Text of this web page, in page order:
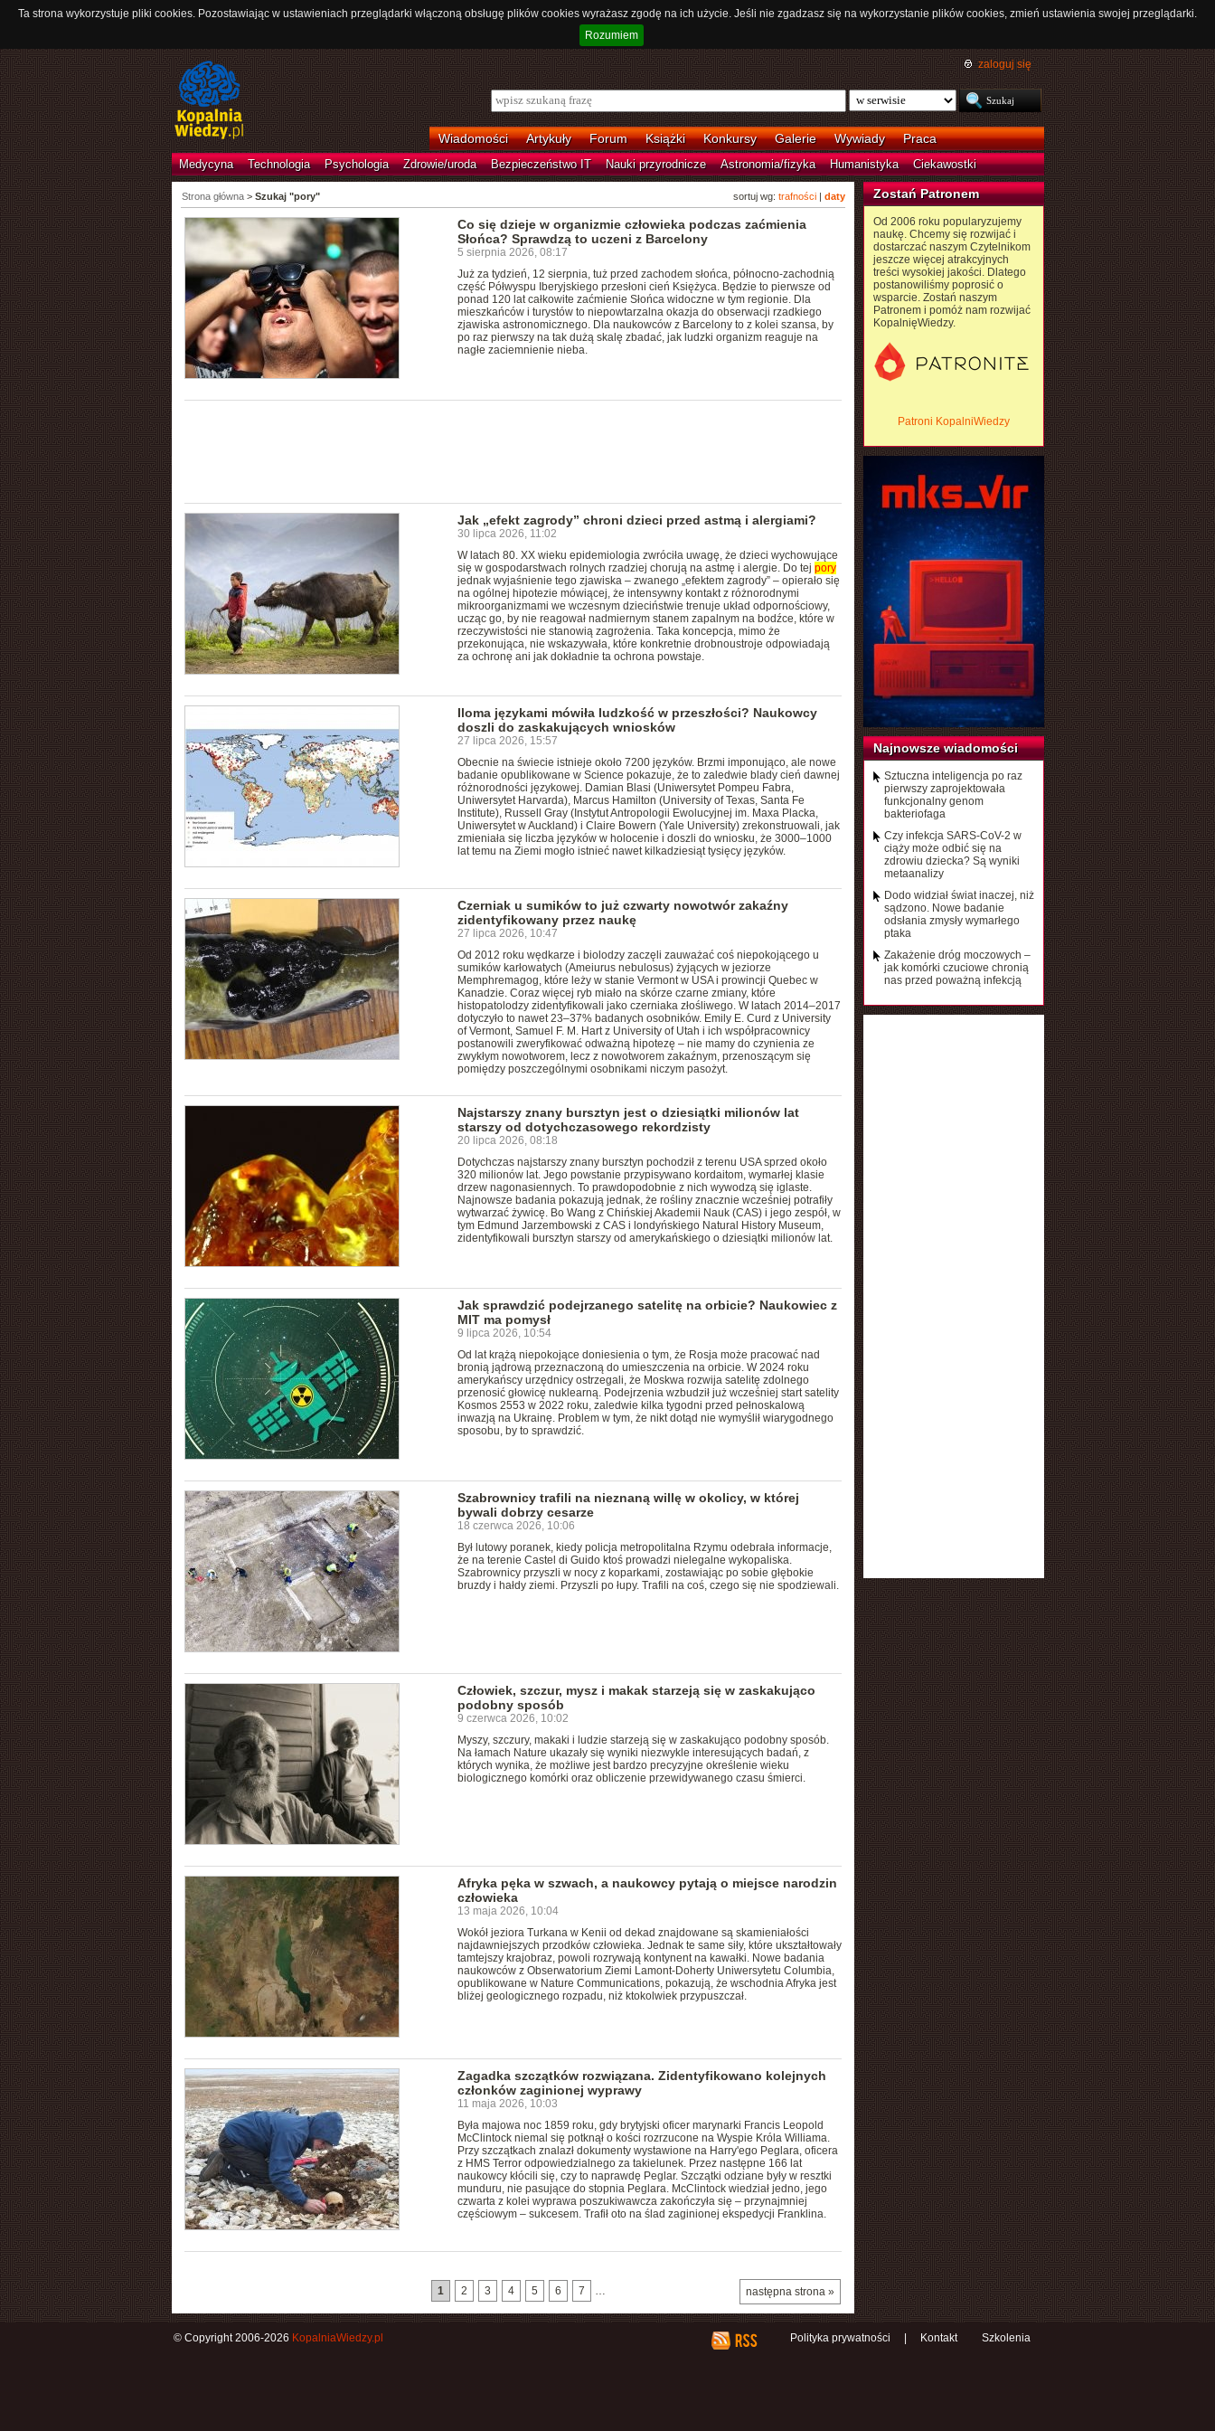
Ta strona wykorzystuje pliki cookies. Pozostawiając w ustawieniach przeglądarki włączoną obsługę plików cookies wyrażasz zgodę na ich użycie. Jeśli nie zgadzasz się na wykorzystanie plików cookies, zmień ustawienia swojej przeglądarki.
Rozumiem
zaloguj się
Wiadomości Artykuły Forum Książki Konkursy Galerie Wywiady Praca
Medycyna Technologia Psychologia Zdrowie/uroda Bezpieczeństwo IT Nauki przyrodnicze Astronomia/fizyka Humanistyka Ciekawostki
sortuj wg: trafności| daty
Strona główna> Szukaj "pory"
Co się dzieje w organizmie człowieka podczas zaćmienia
Słońca? Sprawdzą to uczeni z Barcelony
5 sierpnia 2026, 08:17
Już za tydzień, 12 sierpnia, tuż przed zachodem słońca, północno-zachodnią
część Półwyspu Iberyjskiego przesłoni cień Księżyca. Będzie to pierwsze od
ponad 120 lat całkowite zaćmienie Słońca widoczne w tym regionie. Dla
mieszkańców i turystów to niepowtarzalna okazja do obserwacji rzadkiego
zjawiska astronomicznego. Dla naukowców z Barcelony to z kolei szansa, by
po raz pierwszy na tak dużą skalę zbadać, jak ludzki organizm reaguje na
nagłe zaciemnienie nieba.
Jak „efekt zagrody” chroni dzieci przed astmą i alergiami?
30 lipca 2026, 11:02
W latach 80. XX wieku epidemiologia zwróciła uwagę, że dzieci wychowujące
się w gospodarstwach rolnych rzadziej chorują na astmę i alergie. Do tej pory
jednak wyjaśnienie tego zjawiska – zwanego „efektem zagrody” – opierało się
na ogólnej hipotezie mówiącej, że intensywny kontakt z różnorodnymi
mikroorganizmami we wczesnym dzieciństwie trenuje układ odpornościowy,
ucząc go, by nie reagował nadmiernym stanem zapalnym na bodźce, które w
rzeczywistości nie stanowią zagrożenia. Taka koncepcja, mimo że
przekonująca, nie wskazywała, które konkretnie drobnoustroje odpowiadają
za ochronę ani jak dokładnie ta ochrona powstaje.
Iloma językami mówiła ludzkość w przeszłości? Naukowcy
doszli do zaskakujących wniosków
27 lipca 2026, 15:57
Obecnie na świecie istnieje około 7200 języków. Brzmi imponująco, ale nowe
badanie opublikowane w Science pokazuje, że to zaledwie blady cień dawnej
różnorodności językowej. Damian Blasi (Uniwersytet Pompeu Fabra,
Uniwersytet Harvarda), Marcus Hamilton (University of Texas, Santa Fe
Institute), Russell Gray (Instytut Antropologii Ewolucyjnej im. Maxa Placka,
Uniwersytet w Auckland) i Claire Bowern (Yale University) zrekonstruowali, jak
zmieniała się liczba języków w holocenie i doszli do wniosku, że 3000–1000
lat temu na Ziemi mogło istnieć nawet kilkadziesiąt tysięcy języków.
Czerniak u sumików to już czwarty nowotwór zakaźny
zidentyfikowany przez naukę
27 lipca 2026, 10:47
Od 2012 roku wędkarze i biolodzy zaczęli zauważać coś niepokojącego u
sumików karłowatych (Ameiurus nebulosus) żyjących w jeziorze
Memphremagog, które leży w stanie Vermont w USA i prowincji Quebec w
Kanadzie. Coraz więcej ryb miało na skórze czarne zmiany, które
histopatolodzy zidentyfikowali jako czerniaka złośliwego. W latach 2014–2017
dotyczyło to nawet 23–37% badanych osobników. Emily E. Curd z University
of Vermont, Samuel F. M. Hart z University of Utah i ich współpracownicy
postanowili zweryfikować odważną hipotezę – nie mamy do czynienia ze
zwykłym nowotworem, lecz z nowotworem zakaźnym, przenoszącym się
pomiędzy poszczególnymi osobnikami niczym pasożyt.
Najstarszy znany bursztyn jest o dziesiątki milionów lat
starszy od dotychczasowego rekordzisty
20 lipca 2026, 08:18
Dotychczas najstarszy znany bursztyn pochodził z terenu USA sprzed około
320 milionów lat. Jego powstanie przypisywano kordaitom, wymarłej klasie
drzew nagonasiennych. To prawdopodobnie z nich wywodzą się iglaste.
Najnowsze badania pokazują jednak, że rośliny znacznie wcześniej potrafiły
wytwarzać żywicę. Bo Wang z Chińskiej Akademii Nauk (CAS) i jego zespół, w
tym Edmund Jarzembowski z CAS i londyńskiego Natural History Museum,
zidentyfikowali bursztyn starszy od amerykańskiego o dziesiątki milionów lat.
Jak sprawdzić podejrzanego satelitę na orbicie? Naukowiec z
MIT ma pomysł
9 lipca 2026, 10:54
Od lat krążą niepokojące doniesienia o tym, że Rosja może pracować nad
bronią jądrową przeznaczoną do umieszczenia na orbicie. W 2024 roku
amerykańscy urzędnicy ostrzegali, że Moskwa rozwija satelitę zdolnego
przenosić głowicę nuklearną. Podejrzenia wzbudził już wcześniej start satelity
Kosmos 2553 w 2022 roku, zaledwie kilka tygodni przed pełnoskalową
inwazją na Ukrainę. Problem w tym, że nikt dotąd nie wymyślił wiarygodnego
sposobu, by to sprawdzić.
Szabrownicy trafili na nieznaną willę w okolicy, w której
bywali dobrzy cesarze
18 czerwca 2026, 10:06
Był lutowy poranek, kiedy policja metropolitalna Rzymu odebrała informacje,
że na terenie Castel di Guido ktoś prowadzi nielegalne wykopaliska.
Szabrownicy przyszli w nocy z koparkami, zostawiając po sobie głębokie
bruzdy i hałdy ziemi. Przyszli po łupy. Trafili na coś, czego się nie spodziewali.
Człowiek, szczur, mysz i makak starzeją się w zaskakująco
podobny sposób
9 czerwca 2026, 10:02
Myszy, szczury, makaki i ludzie starzeją się w zaskakująco podobny sposób.
Na łamach Nature ukazały się wyniki niezwykle interesujących badań, z
których wynika, że możliwe jest bardzo precyzyjne określenie wieku
biologicznego komórki oraz obliczenie przewidywanego czasu śmierci.
Afryka pęka w szwach, a naukowcy pytają o miejsce narodzin
człowieka
13 maja 2026, 10:04
Wokół jeziora Turkana w Kenii od dekad znajdowane są skamieniałości
najdawniejszych przodków człowieka. Jednak te same siły, które ukształtowały
tamtejszy krajobraz, powoli rozrywają kontynent na kawałki. Nowe badania
naukowców z Obserwatorium Ziemi Lamont-Doherty Uniwersytetu Columbia,
opublikowane w Nature Communications, pokazują, że wschodnia Afryka jest
bliżej geologicznego rozpadu, niż ktokolwiek przypuszczał.
Zagadka szczątków rozwiązana. Zidentyfikowano kolejnych
członków zaginionej wyprawy
11 maja 2026, 10:03
Była majowa noc 1859 roku, gdy brytyjski oficer marynarki Francis Leopold
McClintock niemal się potknął o kości rozrzucone na Wyspie Króla Williama.
Przy szczątkach znalazł dokumenty wystawione na Harry'ego Peglara, oficera
z HMS Terror odpowiedzialnego za takielunek. Przez następne 166 lat
naukowcy kłócili się, czy to naprawdę Peglar. Szczątki odziane były w resztki
munduru, nie pasujące do stopnia Peglara. McClintock wiedział jedno, jego
czwarta z kolei wyprawa poszukiwawcza zakończyła się – przynajmniej
częściowym – sukcesem. Trafił oto na ślad zaginionej ekspedycji Franklina.
następna strona »
1 2 3 4 5 6 7 …
Zostań Patronem
Od 2006 roku popularyzujemy
naukę. Chcemy się rozwijać i
dostarczać naszym Czytelnikom
jeszcze więcej atrakcyjnych
treści wysokiej jakości. Dlatego
postanowiliśmy poprosić o
wsparcie. Zostań naszym
Patronem i pomóż nam rozwijać
KopalnięWiedzy.
Patroni KopalniWiedzy
Najnowsze wiadomości
Sztuczna inteligencja po raz
pierwszy zaprojektowała
funkcjonalny genom
bakteriofaga
Czy infekcja SARS-CoV-2 w
ciąży może odbić się na
zdrowiu dziecka? Są wyniki
metaanalizy
Dodo widział świat inaczej, niż
sądzono. Nowe badanie
odsłania zmysły wymarłego
ptaka
Zakażenie dróg moczowych –
jak komórki czuciowe chronią
nas przed poważną infekcją
Polityka prywatności Kontakt Szkolenia
© Copyright 2006-2026 KopalniaWiedzy.pl